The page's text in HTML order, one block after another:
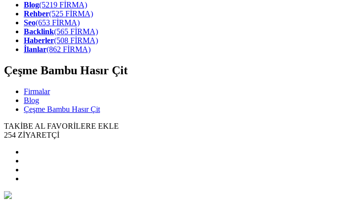
Blog(5219 FİRMA)
Rehber(525 FİRMA)
Seo(653 FİRMA)
Backlink(565 FİRMA)
Haberler(508 FİRMA)
İlanlar(862 FİRMA)
Çeşme Bambu Hasır Çit
Firmalar
Blog
Çeşme Bambu Hasır Çit
TAKİBE AL FAVORİLERE EKLE
254 ZİYARETÇİ